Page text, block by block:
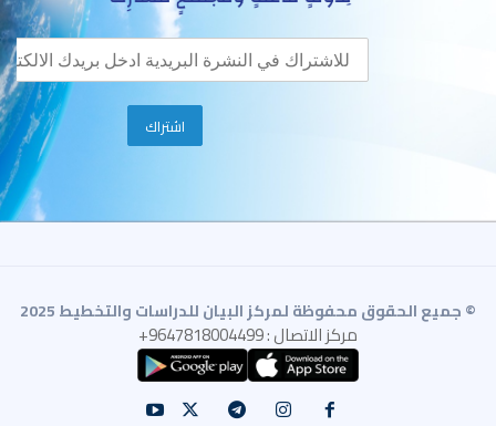
© جميع الحقوق محفوظة لمركز البيان للدراسات والتخطيط 2025
مركز الاتصال : 9647818004499+